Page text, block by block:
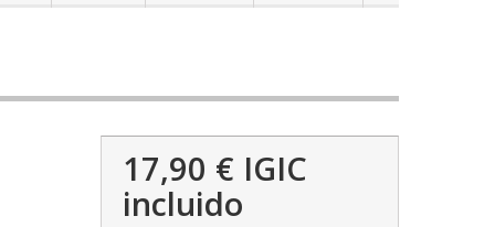
17,90 € IGIC
incluido